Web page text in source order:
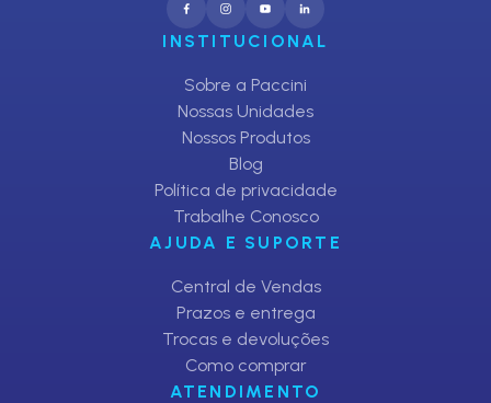
INSTITUCIONAL
Sobre a Paccini
Nossas Unidades
Nossos Produtos
Blog
Política de privacidade
Trabalhe Conosco
AJUDA E SUPORTE
Central de Vendas
Prazos e entrega
Trocas e devoluções
Como comprar
ATENDIMENTO